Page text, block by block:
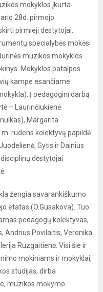
mokyklos įkurta
28d. pirmojo
pirmieji dėstytojai.
specialybės mokėsi
muzikos mokyklos
Mokyklos patalpos
kampe esančiame
Į pedagoginį darbą
– Laurinčiukienė
Margarita
rudens kolektyvą papildė
Gytis ir Dainius
dėstytojai
žengia savarankiškumo
etatas (O.Gusakova). Tuo
pedagogų kolektyvas,
Andrius Povilaitis, Veronika
Ruzgaitienė. Visi šie ir
mokiniams ir mokyklai,
studijas, dirba
muzikos mokymo